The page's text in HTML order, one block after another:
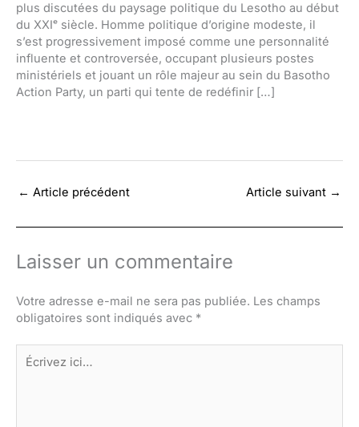
plus discutées du paysage politique du Lesotho au début
du XXIᵉ siècle. Homme politique d’origine modeste, il
s’est progressivement imposé comme une personnalité
influente et controversée, occupant plusieurs postes
ministériels et jouant un rôle majeur au sein du Basotho
Action Party, un parti qui tente de redéfinir […]
← Article précédent Article suivant →
Laisser un commentaire
Votre adresse e-mail ne sera pas publiée. Les champs
obligatoires sont indiqués avec *
Écrivez
ici…